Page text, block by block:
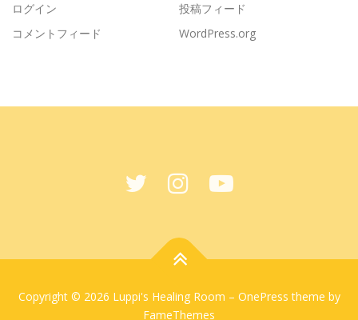
ログイン
投稿フィード
コメントフィード
WordPress.org
Copyright © 2026 Luppi's Healing Room – OnePress theme by
FameThemes